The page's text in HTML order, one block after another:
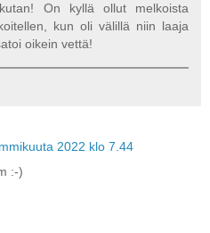
On kyllä ollut melkoista
kun oli välillä niin laaja
oikein vettä!
2022 klo 7.44
:-)